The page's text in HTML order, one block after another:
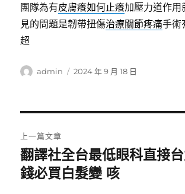
團隊為有皮膚癢如何止癢加壓力道作用
見的問題是韌帶扭傷治療關節疼痛手術
超
作
admin
發
2024 年 9 月 18 日
章
導
上一篇文章
上
一
翻譯社全台最低眼科直接
錢必買白髮變 咳